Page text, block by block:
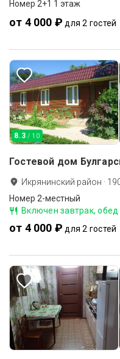
Номер 2+1 1 этаж
от 4 000 ₽ для 2 гостей
8.3 / 10
Гостевой дом
Икрянинский район ·
Номер 2-местный
Включен завтрак,
от 4 000 ₽ для 2 гостей